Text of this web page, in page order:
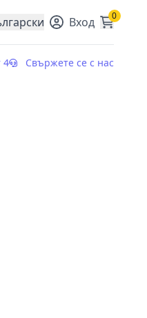
currency Вход 0
4 Свържете се с нас